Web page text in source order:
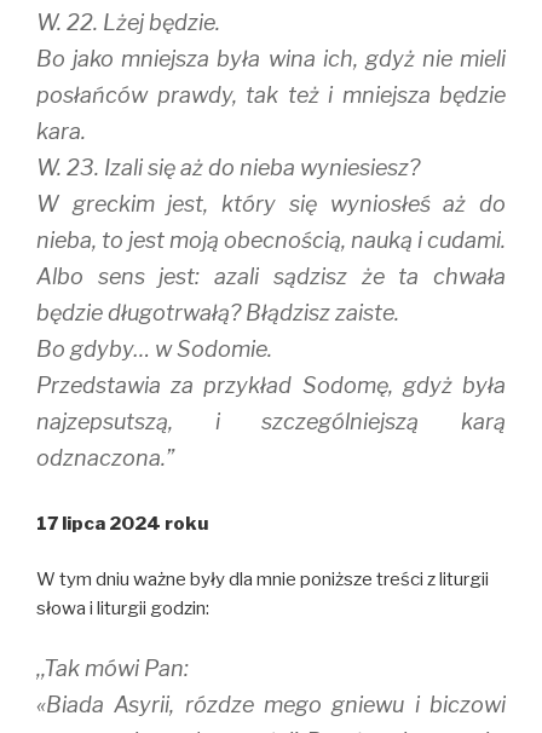
W. 22. Lżej będzie.
Bo jako mniejsza była wina ich, gdyż nie mieli
posłańców prawdy, tak też i mniejsza będzie
kara.
W. 23. Izali się aż do nieba wyniesiesz?
W greckim jest, który się wyniosłeś aż do
nieba, to jest moją obecnością, nauką i cudami.
Albo sens jest: azali sądzisz że ta chwała
będzie długotrwałą? Błądzisz zaiste.
Bo gdyby… w Sodomie.
Przedstawia za przykład Sodomę, gdyż była
najzepsutszą, i szczególniejszą karą
odznaczona.”
17 lipca 2024 roku
W tym dniu ważne były dla mnie poniższe treści z liturgii
słowa i liturgii godzin:
,,Tak mówi Pan:
«Biada Asyrii, rózdze mego gniewu i biczowi